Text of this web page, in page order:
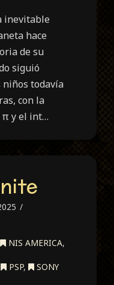
inevitable
hace
de su
siguió
niños todavía
con la
π y el int…
NIS AMERICA,
PSP, SONY